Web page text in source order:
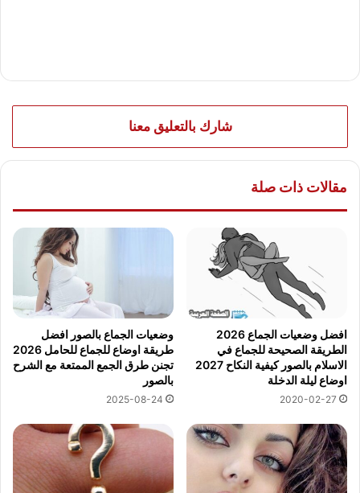
شارك بالتعليق معنا
مقالات ذات صلة
افضل وضعيات الجماع 2026
الطريقة الصحيحة للجماع في
الاسلام بالصور كيفية النكاح 2027
اوضاع ليلة الدخلة
2020-02-27
وضعيات الجماع بالصور افضل
طريقة اوضاع للجماع للحامل 2026
تجنن طرق الجمع الممتعة مع الشرح
بالصور
2025-08-24